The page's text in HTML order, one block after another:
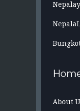
About